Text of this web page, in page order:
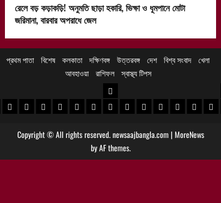
রেলে বড় কড়াকড়ি! অনুমতি ছাড়া হকারি, ভিক্ষা ও ধূমপানে মোটা
জরিমানা, বারবার অপরাধে জেল
প্রথম পাতা বিশেষ কলকাতা দক্ষিণবঙ্গ উত্তরবঙ্গ দেশ বিশ্ব সংবাদ খেলা
আবহাওয়া
রাশিফল স্বাস্থ্য টিপস
খবর
খবর
পুরুলিয়া খবর
বাঁকুড়া খবরপশ্চিম বর্ধমান খবর
পূর্ব বর্ধমান খবর
বীরভূম খবরমুর্শিদাবাদ খবর
উত্তরবঙ্গ
কোচবিহার নিউজ
আলিপুরদুয়ার খবর
জলপাইগুড়ি খবর
শিলিগুড়ি খবর
উত্তরদক্ষিণ
Copyright © All rights reserved. newsaajbangla.com | MoreNews
by AF themes.